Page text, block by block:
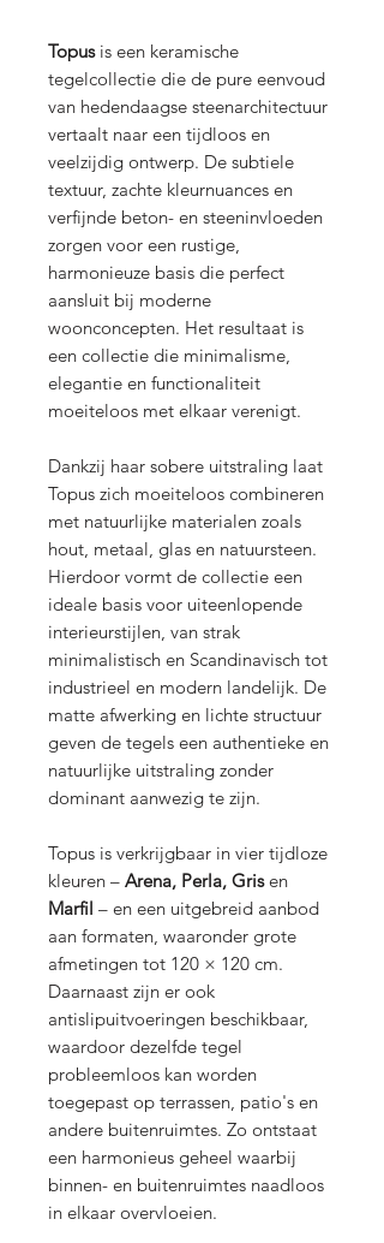
Topusis een keramische
tegelcollectie die de pure eenvoud
van hedendaagse steenarchitectuur
vertaalt naar een tijdloos en
veelzijdig ontwerp. De subtiele
textuur, zachte kleurnuances en
verfijnde beton- en steeninvloeden
zorgen voor een rustige,
harmonieuze basis die perfect
aansluit bij moderne
woonconcepten. Het resultaat is
een collectie die minimalisme,
elegantie en functionaliteit
moeiteloos met elkaar verenigt.
Dankzij haar sobere uitstraling laat
Topus zich moeiteloos combineren
met natuurlijke materialen zoals
hout, metaal, glas en natuursteen.
Hierdoor vormt de collectie een
ideale basis voor uiteenlopende
interieurstijlen, van strak
minimalistisch en Scandinavisch tot
industrieel en modern landelijk. De
matte afwerking en lichte structuur
geven de tegels een authentieke en
natuurlijke uitstraling zonder
dominant aanwezig te zijn.
Topus is verkrijgbaar in vier tijdloze
kleuren – Arena, Perla, Grisen
Marfil – en een uitgebreid aanbod
aan formaten, waaronder grote
afmetingen tot 120 × 120 cm.
Daarnaast zijn er ook
antislipuitvoeringen beschikbaar,
waardoor dezelfde tegel
probleemloos kan worden
toegepast op terrassen, patio's en
andere buitenruimtes. Zo ontstaat
een harmonieus geheel waarbij
binnen- en buitenruimtes naadloos
in elkaar overvloeien.